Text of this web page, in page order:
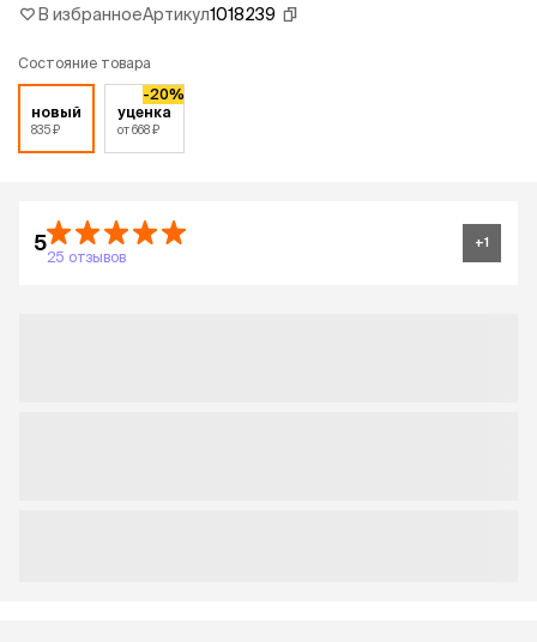
В избранноеАртикул1018239
Состояние товара
новый
835 ₽
уценка
от 668 ₽
-20%
5
25 отзывов
+1